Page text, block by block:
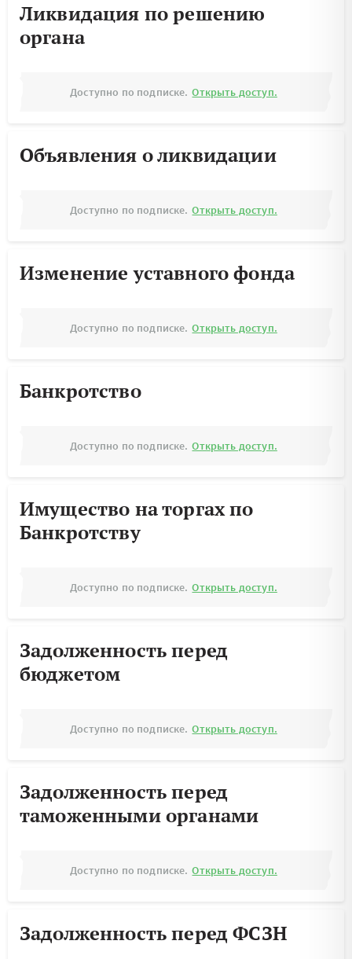
Ликвидация по решению
органа
Доступно по подписке. Открыть доступ.
Объявления о ликвидации
Доступно по подписке. Открыть доступ.
Изменение уставного фонда
Доступно по подписке. Открыть доступ.
Банкротство
Доступно по подписке. Открыть доступ.
Имущество на торгах по
Банкротству
Доступно по подписке. Открыть доступ.
Задолженность перед
бюджетом
Доступно по подписке. Открыть доступ.
Задолженность перед
таможенными органами
Доступно по подписке. Открыть доступ.
Задолженность перед ФСЗН